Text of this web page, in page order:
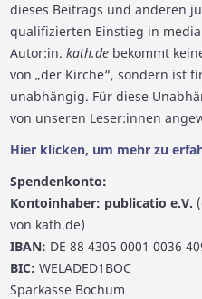
dieses Beitrags und anderen
qualifizierten Einstieg in
Autor:in. kath.debekommt
von „der Kirche“, sondern ist
unabhängig. Für diese
von unseren Leser:innen
Hier klicken, um mehr zu
Spendenkonto:
Kontoinhaber: publicatio e.V.
von kath.de)
IBAN: DE 88 4305 0001 0036
BIC: WELADED1BOC
Sparkasse Bochum